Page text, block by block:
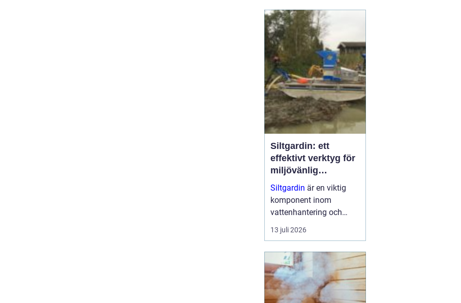
bolag till internationella
koncerner verkar sida vid
sida. En bra revisor gör
mer än att granska s...
Siltgardin: ett
effektivt verktyg för
miljövänlig
vattenhantering
Siltgardin är en viktig
komponent inom
vattenhantering och
miljöskydd, särskilt i
verksamheter som
sjögrävning. Dessa
barriärer hjälper till att
minska grumling och
sp...
13 juli 2026